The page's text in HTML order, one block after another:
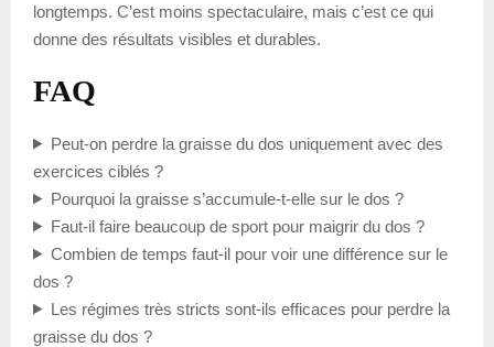
longtemps. C’est moins spectaculaire, mais c’est ce qui
donne des résultats visibles et durables.
FAQ
Peut-on perdre la graisse du dos uniquement avec des
exercices ciblés ?
Pourquoi la graisse s’accumule-t-elle sur le dos ?
Faut-il faire beaucoup de sport pour maigrir du dos ?
Combien de temps faut-il pour voir une différence sur le
dos ?
Les régimes très stricts sont-ils efficaces pour perdre la
graisse du dos ?